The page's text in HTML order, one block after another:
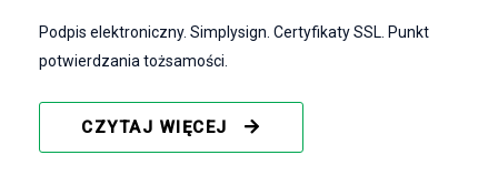
Podpis elektroniczny. Simplysign. Certyfikaty SSL. Punkt
potwierdzania tożsamości.
CZYTAJ WIĘCEJ